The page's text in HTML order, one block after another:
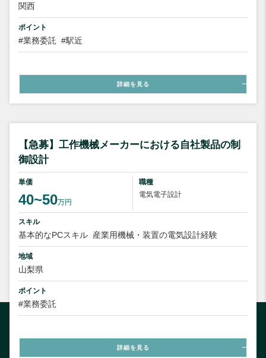
関西
ポイント
#業務委託 #駅近
詳細を見る
【急募】工作機械メーカーにおける自社製品の制
御設計
単価
40~50万円
職種
電気電子設計
スキル
基本的なPCスキル 産業用機械・装置の電気設計経験
地域
山梨県
ポイント
#業務委託
詳細を見る